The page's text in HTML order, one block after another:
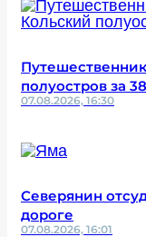
полуостров за
07.08.2026, 16:30
Северянин
дороге
07.08.2026, 16:01